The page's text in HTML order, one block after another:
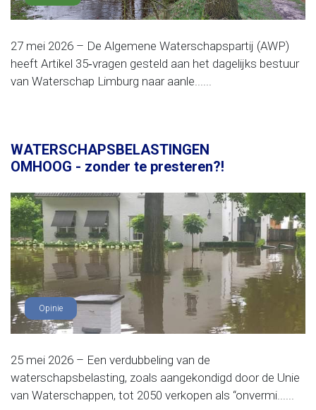
27 mei 2026 – De Algemene Waterschapspartij (AWP)
heeft Artikel 35‑vragen gesteld aan het dagelijks bestuur
van Waterschap Limburg naar aanle......
WATERSCHAPSBELASTINGEN
OMHOOG - zonder te presteren?!
Opinie
25 mei 2026 – Een verdubbeling van de
waterschapsbelasting, zoals aangekondigd door de Unie
van Waterschappen, tot 2050 verkopen als “onvermi......